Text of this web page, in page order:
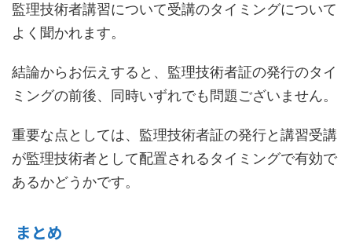
監理技術者講習について受講のタイミングについて
よく聞かれます。
結論からお伝えすると、監理技術者証の発行のタイ
ミングの前後、同時いずれでも問題ございません。
重要な点としては、監理技術者証の発行と講習受講
が監理技術者として配置されるタイミングで有効で
あるかどうかです。
まとめ